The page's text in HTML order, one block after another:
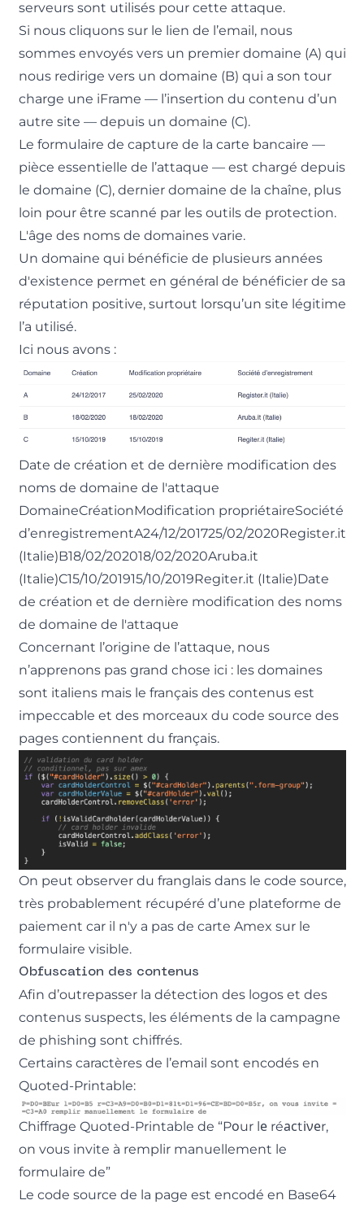
serveurs sont utilisés pour cette attaque.
Si nous cliquons sur le lien de l’email, nous
sommes envoyés vers un premier domaine (A) qui
nous redirige vers un domaine (B) qui a son tour
charge une iFrame — l’insertion du contenu d’un
autre site — depuis un domaine (C).
Le formulaire de capture de la carte bancaire —
pièce essentielle de l’attaque — est chargé depuis
le domaine (C), dernier domaine de la chaîne, plus
loin pour être scanné par les outils de protection.
L'âge des noms de domaines varie.
Un domaine qui bénéficie de plusieurs années
d'existence permet en général de bénéficier de sa
réputation positive, surtout lorsqu’un site légitime
l’a utilisé.
Ici nous avons :
Date de création et de dernière modification des
noms de domaine de l'attaque
DomaineCréationModification propriétaireSociété
d’enregistrementA24/12/201725/02/2020Register.it
(Italie)B18/02/202018/02/2020Aruba.it
(Italie)C15/10/201915/10/2019Regiter.it (Italie)Date
de création et de dernière modification des noms
de domaine de l'attaque
Concernant l’origine de l’attaque, nous
n’apprenons pas grand chose ici : les domaines
sont italiens mais le français des contenus est
impeccable et des morceaux du code source des
pages contiennent du français.
On peut observer du franglais dans le code source,
très probablement récupéré d’une plateforme de
paiement car il n'y a pas de carte Amex sur le
formulaire visible.
Obfuscation des contenus
Afin d’outrepasser la détection des logos et des
contenus suspects, les éléments de la campagne
de phishing sont chiffrés.
Certains caractères de l’email sont encodés en
Quoted-Printable:
Chiffrage Quoted-Printable de “Pоur lе réасtіνеr,
on vous invite à remplir manuellement le
formulaire de”
Le code source de la page est encodé en Base64